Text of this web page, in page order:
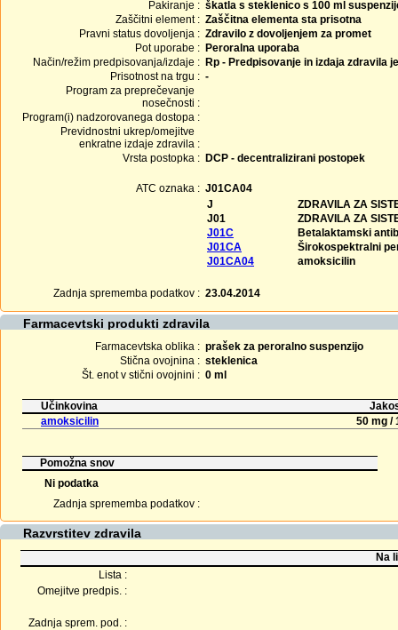
Pakiranje : škatla s steklenico s 100 ml
Zaščitni element : Zaščitna elementa sta prisotna
Pravni status dovoljenja : Zdravilo z dovoljenjem za promet
Pot uporabe : Peroralna uporaba
Način/režim predpisovanja/izdaje : Rp - Predpisovanje in izdaja zdravila
Prisotnost na trgu : -
Program za preprečevanje
nosečnosti :
Program(i) nadzorovanega dostopa :
Previdnostni ukrep/omejitve
enkratne izdaje zdravila :
Vrsta postopka : DCP - decentralizirani postopek
ATC oznaka : J01CA04
J
ZDRAVILA ZA
J01
ZDRAVILA ZA
J01C
Betalaktamski
J01CA
Širokospektralni
J01CA04
amoksicilin
Zadnja sprememba podatkov : 23.04.2014
Farmacevtski produkti zdravila
Farmacevtska oblika : prašek za peroralno suspenzijo
Stična ovojnina : steklenica
Št. enot v stični ovojnini : 0 ml
Učinkovina
amoksicilin
50 mg /
Pomožna snov
Ni podatka
Zadnja sprememba podatkov :
Razvrstitev zdravila
Na
Lista :
Omejitve predpis. :
Zadnja sprem. pod. :